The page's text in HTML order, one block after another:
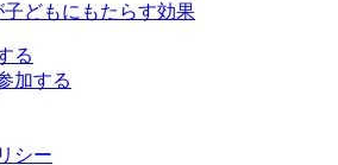
子どもにもたらす効果
る
加する
シー